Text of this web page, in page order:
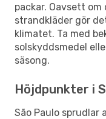
packar. Oavsett
strandkläder gör
klimatet. Ta med
solskyddsmedel
säsong.
Höjdpunkter i
São Paulo sprudlar